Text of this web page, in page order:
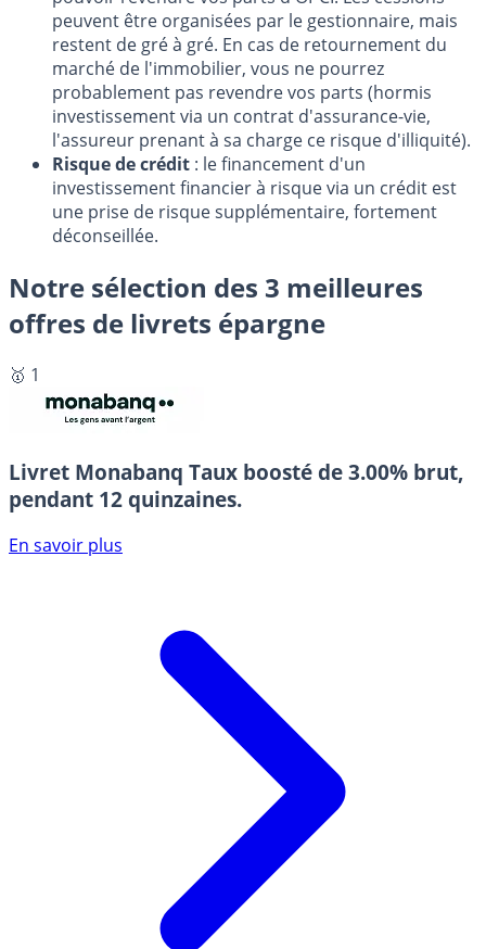
peuvent être organisées par le gestionnaire, mais
restent de gré à gré. En cas de retournement du
marché de l'immobilier, vous ne pourrez
probablement pas revendre vos parts (hormis
investissement via un contrat d'assurance-vie,
l'assureur prenant à sa charge ce risque d'illiquité).
Risque de crédit : le financement d'un
investissement financier à risque via un crédit est
une prise de risque supplémentaire, fortement
déconseillée.
Notre sélection des 3 meilleures
offres de livrets épargne
🥇 1
Livret Monabanq Taux boosté de 3.00% brut,
pendant 12 quinzaines.
En savoir plus